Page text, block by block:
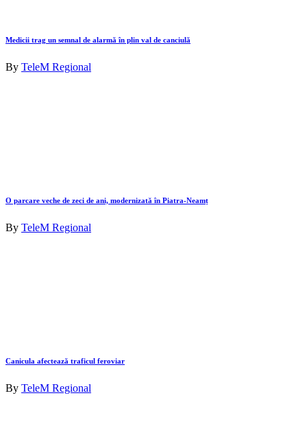
Medicii trag un semnal de alarmă în plin val de canciulă
By TeleM Regional
O parcare veche de zeci de ani, modernizată în Piatra-Neamț
By TeleM Regional
Canicula afectează traficul feroviar
By TeleM Regional